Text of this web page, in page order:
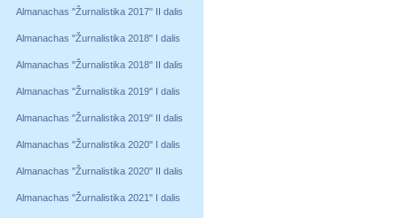
Almanachas "Žurnalistika 2017" II dalis
Almanachas "Žurnalistika 2018" I dalis
Almanachas "Žurnalistika 2018" II dalis
Almanachas "Žurnalistika 2019" I dalis
Almanachas "Žurnalistika 2019" II dalis
Almanachas "Žurnalistika 2020" I dalis
Almanachas "Žurnalistika 2020" II dalis
Almanachas "Žurnalistika 2021" I dalis